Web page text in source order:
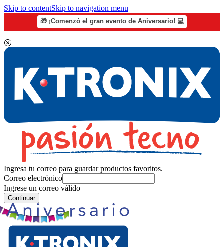
Skip to contentSkip to navigation menu
🎁 ¡Comenzó el gran evento de Aniversario! 💻
Ingresa tu correo para guardar productos favoritos.
Correo electrónico
Ingrese un correo válido
Continuar